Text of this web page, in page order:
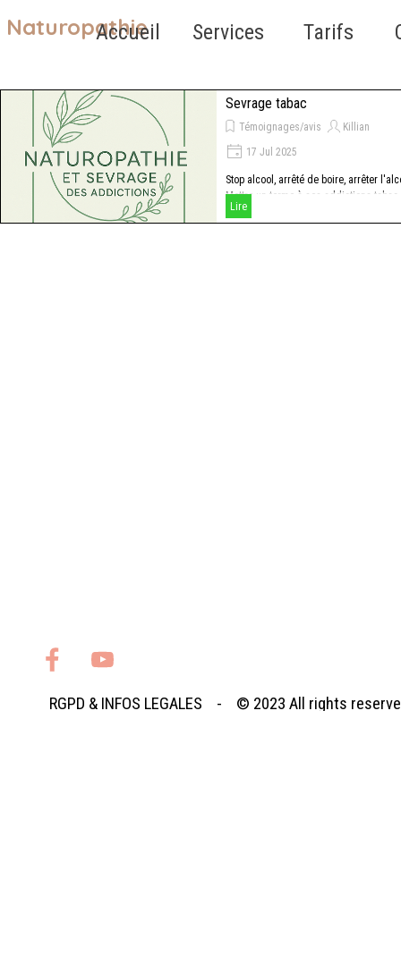
Naturopathie Sauter le
Accueil Services ▼
Tarifs
Sevrage tabac
Témoignages/avis
Killian
17 Jul 2025
Stop alcool, arrêté de boire, arrêter
Mettre un terme à ses addictions tabac
alcool
Lire
RGPD & INFOS LEGALES - © 2023 All rights